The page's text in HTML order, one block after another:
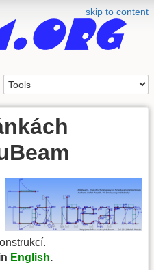
skip to content
English.